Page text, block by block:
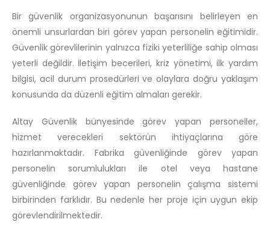
Bir güvenlik organizasyonunun başarısını belirleyen en
önemli unsurlardan biri görev yapan personelin eğitimidir.
Güvenlik görevlilerinin yalnızca fiziki yeterliliğe sahip olması
yeterli değildir. İletişim becerileri, kriz yönetimi, ilk yardım
bilgisi, acil durum prosedürleri ve olaylara doğru yaklaşım
konusunda da düzenli eğitim almaları gerekir.
Altay Güvenlik bünyesinde görev yapan personeller,
hizmet verecekleri sektörün ihtiyaçlarına göre
hazırlanmaktadır. Fabrika güvenliğinde görev yapan
personelin sorumlulukları ile otel veya hastane
güvenliğinde görev yapan personelin çalışma sistemi
birbirinden farklıdır. Bu nedenle her proje için uygun ekip
görevlendirilmektedir.